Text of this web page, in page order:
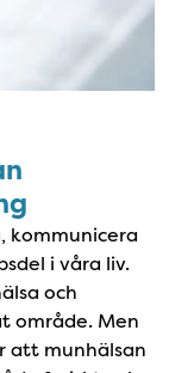
kommunicera
i våra liv.
och
område. Men
att munhälsan